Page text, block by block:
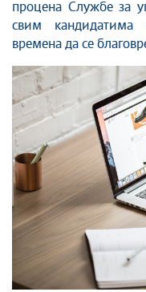
процена Службе за
свим кандидатима
времена да се